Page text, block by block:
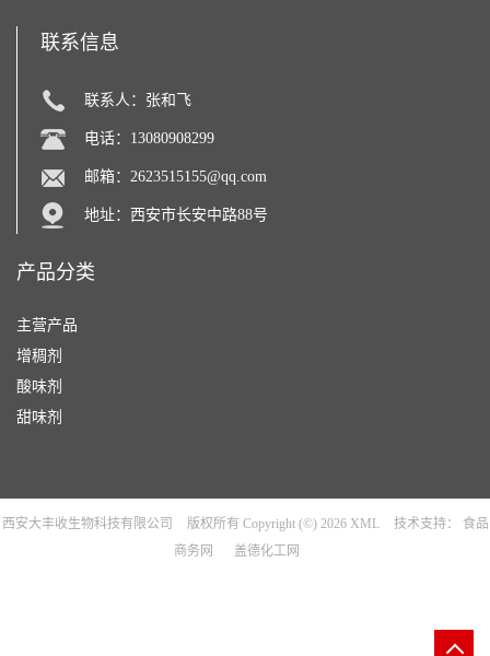
联系信息
联系人：张和飞
电话：13080908299
邮箱： 2623515155@qq.com
地址：西安市长安中路88号
产品分类
主营产品
增稠剂
酸味剂
甜味剂
西安大丰收生物科技有限公司 版权所有 Copyright (©) 2026 XML 技术支持：
食品
商务网
盖德化工网